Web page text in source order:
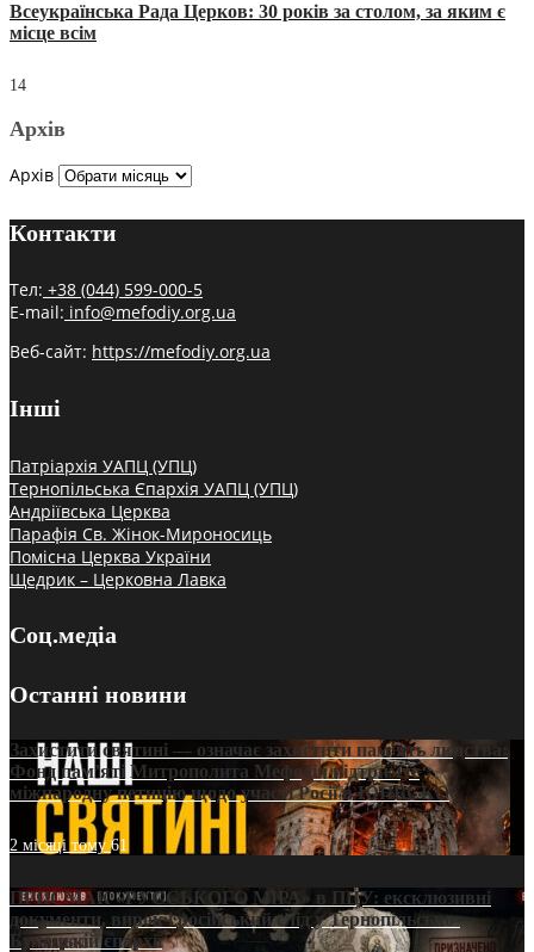
Всеукраїнська Рада Церков: 30 років за столом, за яким є
місце всім
14
Архів
Архів
Контакти
Тел: +38 (044) 599-000-5
E-mail: info@mefodiy.org.ua
Веб-сайт: https://mefodiy.org.ua
Інші
Патріархія УАПЦ (УПЦ)
Тернопільська Єпархія УАПЦ (УПЦ)
Андріївська Церква
Парафія Св. Жінок-Мироносиць
Помісна Церква України
Щедрик – Церковна Лавка
Соц.медіа
Останні новини
Захистити святині — означає захистити пам’ять людства:
Фонд пам’яті Митрополита Мефодія підтримує
міжнародну петицію щодо участі Росії в ЮНЕСКО
2 місяці тому61
ПРИСМАК «РУССЬКОГО МІРА» в ПЦУ: ексклюзивні
документи, вирок і російський слід у Тернопільсько-
Бучацькій єпархії